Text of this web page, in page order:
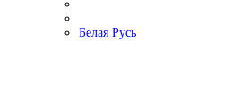
Белая Русь